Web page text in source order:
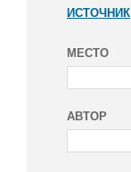
ИСТОЧНИК
МЕСТО
АВТОР